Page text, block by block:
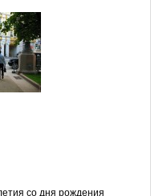
со дня рождения